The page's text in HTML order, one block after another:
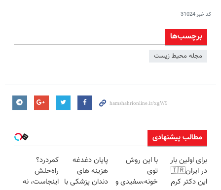
کد خبر31024
برچسب‌ها
مجله محیط زیست
مطالب پیشنهادی
برای اولین بار
در ایران🇮🇷
این دکتر کرم
با این روش
توی
خونه،سفیدی و
پایان دغدغه
هزینه های
دندان پزشکی با
کمردرد؟
راه‌حلش
اینجاست، نه